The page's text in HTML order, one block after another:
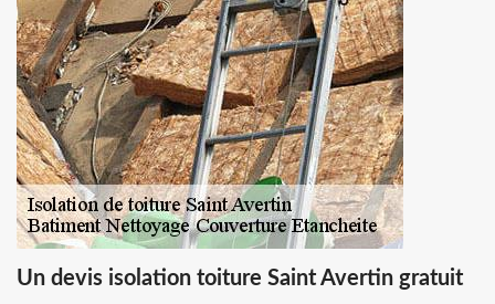
Un devis isolation toiture Saint Avertin gratuit